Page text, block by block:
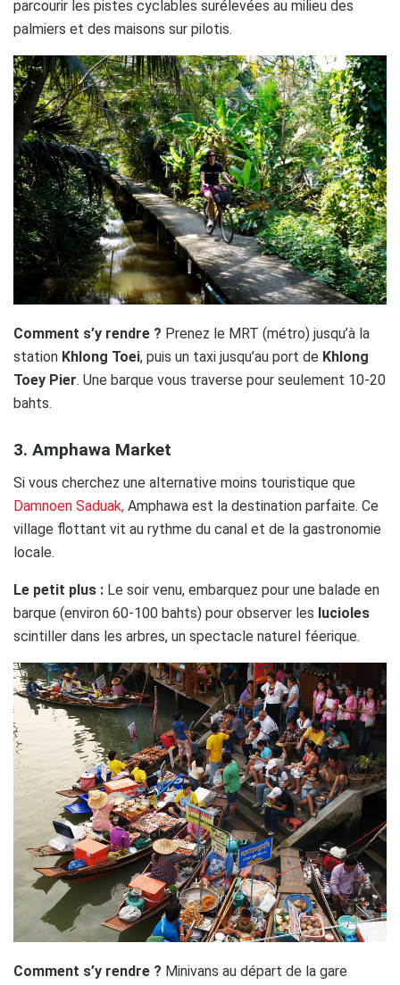
parcourir les pistes cyclables surélevées au milieu des
palmiers et des maisons sur pilotis.
Comment s’y rendre ? Prenez le MRT (métro) jusqu’à la
station Khlong Toei, puis un taxi jusqu’au port de Khlong
Toey Pier. Une barque vous traverse pour seulement 10-20
bahts.
3. Amphawa Market
Si vous cherchez une alternative moins touristique que
Damnoen Saduak, Amphawa est la destination parfaite. Ce
village flottant vit au rythme du canal et de la gastronomie
locale.
Le petit plus : Le soir venu, embarquez pour une balade en
barque (environ 60-100 bahts) pour observer les lucioles
scintiller dans les arbres, un spectacle naturel féerique.
Comment s’y rendre ? Minivans au départ de la gare